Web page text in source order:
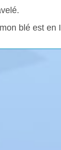
mon blé est en